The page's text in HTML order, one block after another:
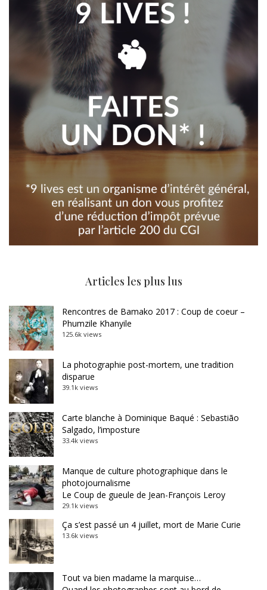
Articles les plus lus
Rencontres de Bamako 2017 : Coup de coeur –
Phumzile Khanyile
125.6k views
La photographie post-mortem, une tradition
disparue
39.1k views
Carte blanche à Dominique Baqué : Sebastião
Salgado, l’imposture
33.4k views
Manque de culture photographique dans le
photojournalisme
Le Coup de gueule de Jean-François Leroy
29.1k views
Ça s’est passé un 4 juillet, mort de Marie Curie
13.6k views
Tout va bien madame la marquise…